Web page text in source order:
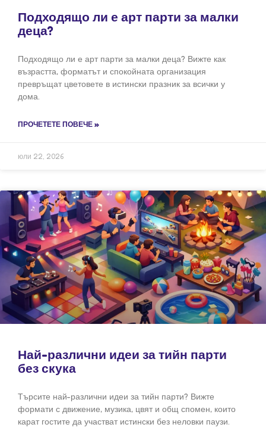
Подходящо ли е арт парти за малки
деца?
Подходящо ли е арт парти за малки деца? Вижте как
възрастта, форматът и спокойната организация
превръщат цветовете в истински празник за всички у
дома.
ПРОЧЕТЕТЕ ПОВЕЧЕ »
юли 22, 2026
Най-различни идеи за тийн парти
без скука
Търсите най-различни идеи за тийн парти? Вижте
формати с движение, музика, цвят и общ спомен, които
карат гостите да участват истински без неловки паузи.